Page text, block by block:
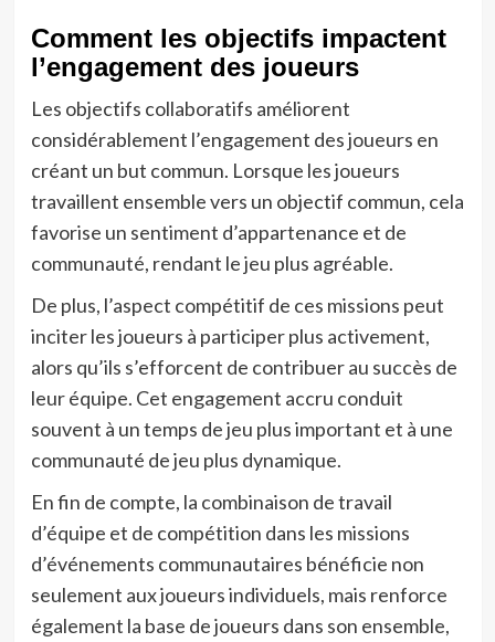
Comment les objectifs impactent
l’engagement des joueurs
Les objectifs collaboratifs améliorent
considérablement l’engagement des joueurs en
créant un but commun. Lorsque les joueurs
travaillent ensemble vers un objectif commun, cela
favorise un sentiment d’appartenance et de
communauté, rendant le jeu plus agréable.
De plus, l’aspect compétitif de ces missions peut
inciter les joueurs à participer plus activement,
alors qu’ils s’efforcent de contribuer au succès de
leur équipe. Cet engagement accru conduit
souvent à un temps de jeu plus important et à une
communauté de jeu plus dynamique.
En fin de compte, la combinaison de travail
d’équipe et de compétition dans les missions
d’événements communautaires bénéficie non
seulement aux joueurs individuels, mais renforce
également la base de joueurs dans son ensemble,